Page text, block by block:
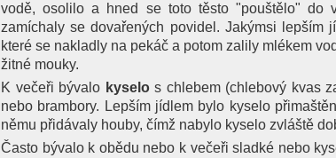
vodě, osolilo a hned se toto těsto "pouštělo" do
zamíchaly se dovařených povidel. Jakýmsi lepším
které se nakladly na pekáč a potom zalily mlékem
žitné mouky.
K večeři bývalo kyselos chlebem (chlebový kvas
nebo brambory. Lepším jídlem bylo kyselo
němu přidávaly houby, čímž nabylo kyselo zvláště
Často bývalo k obědu nebo k večeři sladké nebo